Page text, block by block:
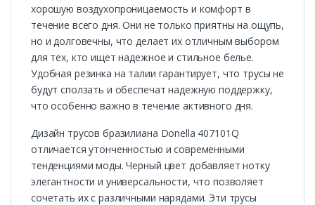
хорошую воздухопроницаемость и комфорт в
течение всего дня. Они не только приятны на ощупь,
но и долговечны, что делает их отличным выбором
для тех, кто ищет надежное и стильное белье.
Удобная резинка на талии гарантирует, что трусы не
будут сползать и обеспечат надежную поддержку,
что особенно важно в течение активного дня.
Дизайн трусов бразилиана Donella 407101Q
отличается утонченностью и современными
тенденциями моды. Черный цвет добавляет нотку
элегантности и универсальности, что позволяет
сочетать их с различными нарядами. Эти трусы